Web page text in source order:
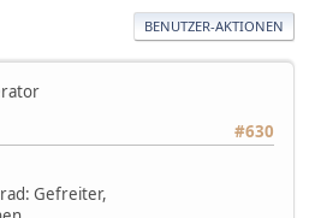
BENUTZER-AKTIONEN
#630
Gefreiter,